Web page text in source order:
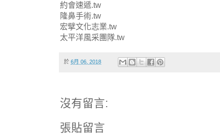
約會速遞.tw
隆鼻手術.tw
宏擘文化志業.tw
太平洋風采團隊.tw
於 6月 06, 2018
沒有留言:
張貼留言